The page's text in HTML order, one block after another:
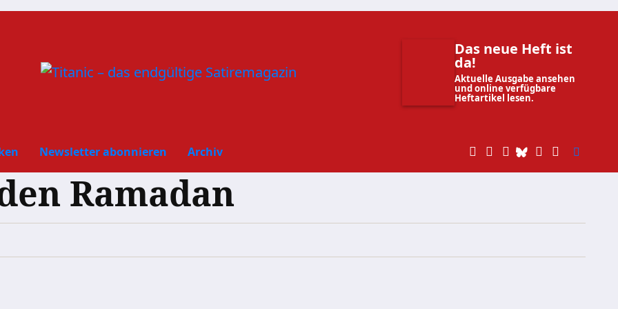
Das neue Heft ist
da!
Aktuelle Ausgabe ansehen
und online verfügbare
Heftartikel lesen.
Newsletter abonnieren Archiv
Ramadan